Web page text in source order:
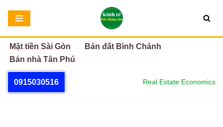
Chuyển
tới
nội
dung
Mặt tiền Sài Gòn
Bán đất Bình Chánh
Bán nhà Tân Phú
0915030516 Real Estate Economics